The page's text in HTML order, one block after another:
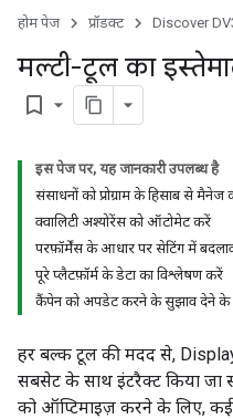
होम पेज प्रॉडक्ट Discover
मल्टी-टूल का
bookmark_border
इस पेज पर, यह जानकारी उपलब्ध है
संसाधनों को प्रोग्राम के हिसाब से मैनेज
क्वालिटी अश्योरेंस को ऑटोमेट करें
परफ़ॉर्मेंस के आधार पर सेटिंग में
पूरे प्लैटफ़ॉर्म के डेटा का विश्लेषण करें
कैंपेन को अपडेट करने के सुझाव देने के
हर बल्क टूल की मदद से,
सबसेट के साथ इंटरैक्ट किया जा
को ऑप्टिमाइज़ करने के लिए,